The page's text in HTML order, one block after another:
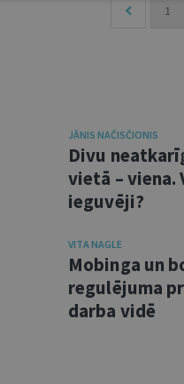
1
JĀNIS NAČISČIONIS
Divu
vietā – viena.
ieguvēji?
VITA NAGLE
Mobinga un
regulējuma
darba vidē